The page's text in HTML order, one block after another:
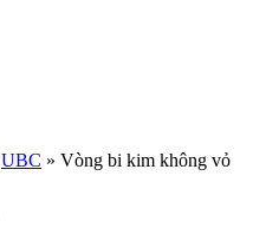
UBC » Vòng bi kim không vỏ